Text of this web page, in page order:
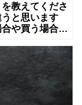
教えてくださ
と思います
や買う場合に
サラダ